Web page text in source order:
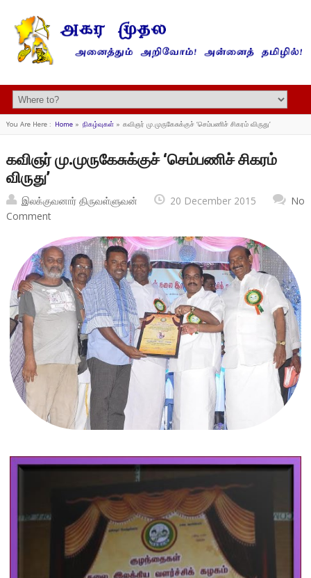
You Are Here : Home» நிகழ்வுகள்» கவிஞர் மு.முருகேசுக்குச் ‘செம்பணிச் சிகரம் விருது’
கவிஞர் மு.முருகேசுக்குச் ‘செம்பணிச் சிகரம்
விருது’
இலக்குவனார் திருவள்ளுவன் 20 December 2015
No
Comment